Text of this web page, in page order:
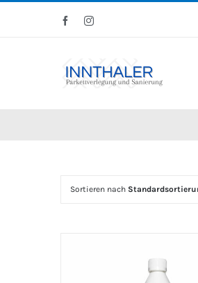
FacebookInstagram
Sortieren nach